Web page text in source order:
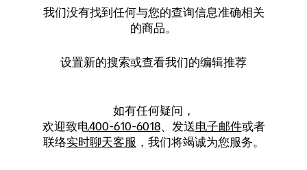
我们没有找到任何与您的查询信息准确相关
的商品。
设置新的搜索或查看我们的编辑推荐
如有任何疑问，
欢迎致电400-610-6018、发送电子邮件或者
联络实时聊天客服 ，我们将竭诚为您服务。